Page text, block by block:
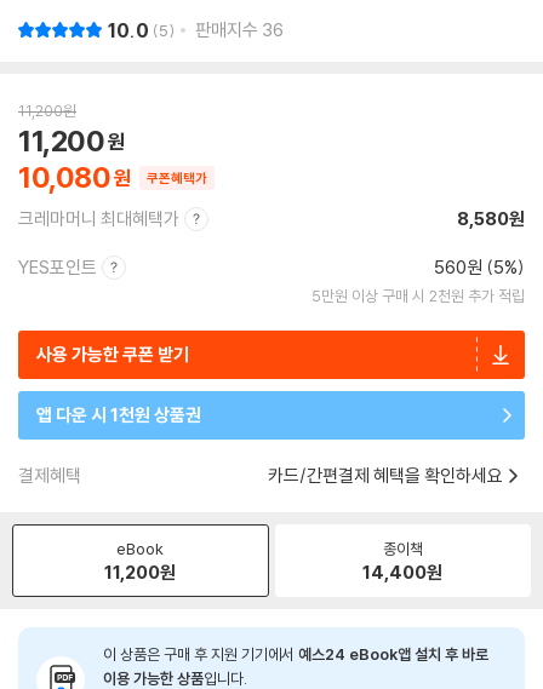
10.0 5 판매지수 36
11,200원
10,080
11,200
쿠폰혜택가
크레마머니 최대혜택가 8,580원
YES포인트 560원 (5%)
5만원 이상 구매 시 2천원 추가 적립
사용 가능한 쿠폰 받기
앱 다운 시 1천원 상품권
결제혜택 카드/간편결제 혜택을 확인하세요
eBook
11,200원
종이책
14,400원
이 상품은 구매 후 지원 기기에서 예스24 eBook앱 설치 후 바로
이용 가능한 상품입니다.